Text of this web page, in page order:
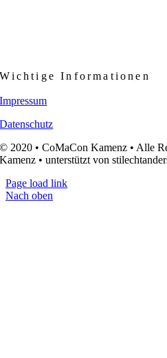
Wichtige Informationen
Impressum
Datenschutz
© 2020 • CoMaCon Kamenz • Alle
Kamenz • unterstützt von
Page load link
Nach oben